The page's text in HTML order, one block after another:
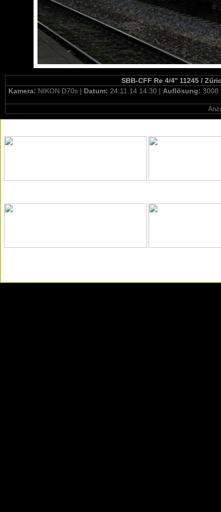
SBB-CFF Re 4/4'' 11245 /
Kamera: NIKON D70s | Datum: 24.11.14 14:30 | Auflösung: 3008